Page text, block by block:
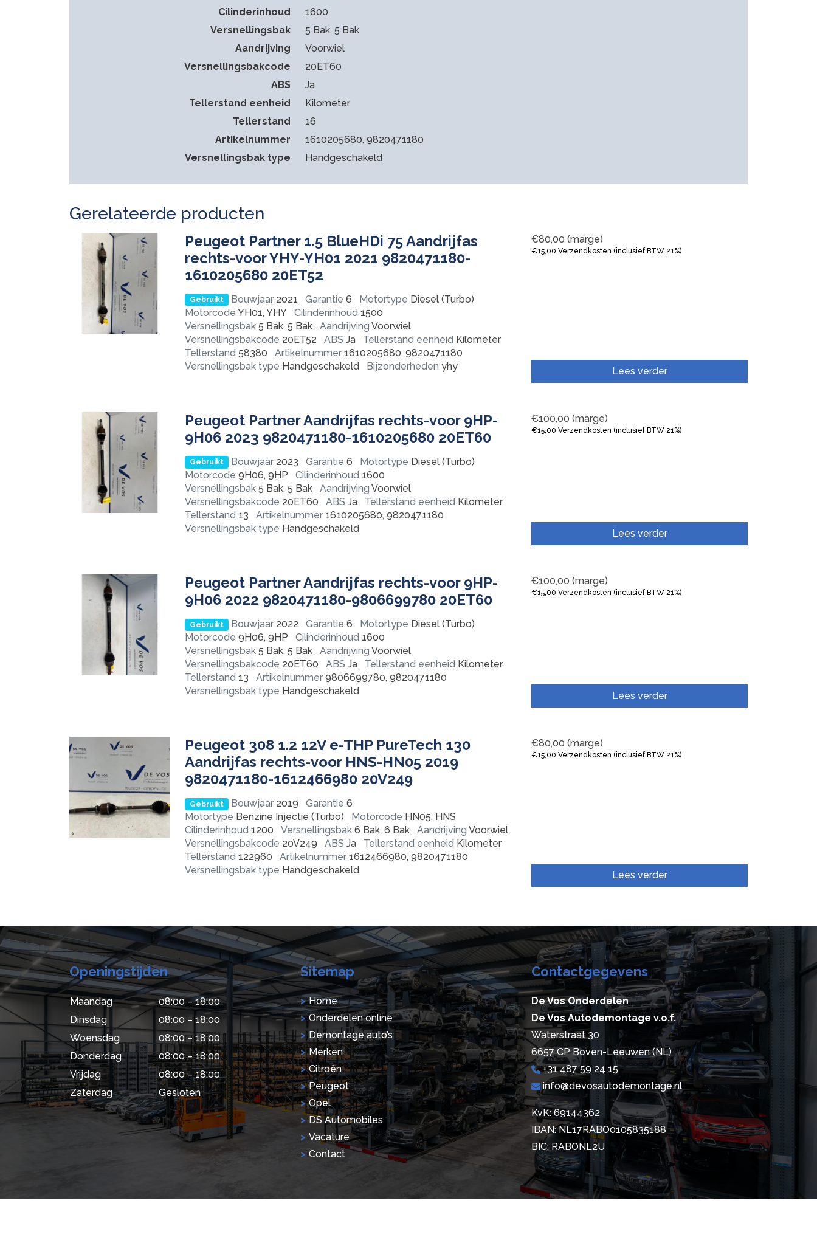
Cilinderinhoud
1600
Versnellingsbak
5 Bak, 5 Bak
Aandrijving
Voorwiel
Versnellingsbakcode
20ET60
ABS
Ja
Tellerstand eenheid
Kilometer
Tellerstand
16
Artikelnummer
1610205680, 9820471180
Versnellingsbak type
Handgeschakeld
Gerelateerde producten
Peugeot Partner 1.5 BlueHDi 75 Aandrijfas
rechts-voor YHY-YH01 2021 9820471180-
1610205680 20ET52
Gebruikt Bouwjaar2021 Garantie 6 Motortype Diesel (Turbo)
Motorcode YH01, YHY Cilinderinhoud 1500
Versnellingsbak 5 Bak, 5 Bak Aandrijving Voorwiel
Versnellingsbakcode 20ET52 ABS Ja Tellerstand eenheid Kilometer
Tellerstand 58380 Artikelnummer 1610205680, 9820471180
Versnellingsbak type Handgeschakeld Bijzonderheden yhy
€80,00 (marge)
€15,00 Verzendkosten (inclusief BTW 21%)
Lees verder
Peugeot Partner Aandrijfas rechts-voor 9HP-
9H06 2023 9820471180-1610205680 20ET60
Gebruikt Bouwjaar2023 Garantie 6 Motortype Diesel (Turbo)
Motorcode 9H06, 9HP Cilinderinhoud 1600
Versnellingsbak 5 Bak, 5 Bak Aandrijving Voorwiel
Versnellingsbakcode 20ET60 ABS Ja Tellerstand eenheid Kilometer
Tellerstand 13 Artikelnummer 1610205680, 9820471180
Versnellingsbak type Handgeschakeld
€100,00 (marge)
€15,00 Verzendkosten (inclusief BTW 21%)
Lees verder
Peugeot Partner Aandrijfas rechts-voor 9HP-
9H06 2022 9820471180-9806699780 20ET60
Gebruikt Bouwjaar2022 Garantie 6 Motortype Diesel (Turbo)
Motorcode 9H06, 9HP Cilinderinhoud 1600
Versnellingsbak 5 Bak, 5 Bak Aandrijving Voorwiel
Versnellingsbakcode 20ET60 ABS Ja Tellerstand eenheid Kilometer
Tellerstand 13 Artikelnummer 9806699780, 9820471180
Versnellingsbak type Handgeschakeld
€100,00 (marge)
€15,00 Verzendkosten (inclusief BTW 21%)
Lees verder
Peugeot 308 1.2 12V e-THP PureTech 130
Aandrijfas rechts-voor HNS-HN05 2019
9820471180-1612466980 20V249
Gebruikt Bouwjaar2019 Garantie 6
Motortype Benzine Injectie (Turbo) Motorcode HN05, HNS
Cilinderinhoud 1200 Versnellingsbak 6 Bak, 6 Bak Aandrijving Voorwiel
Versnellingsbakcode 20V249 ABS Ja Tellerstand eenheid Kilometer
Tellerstand 122960 Artikelnummer 1612466980, 9820471180
Versnellingsbak type Handgeschakeld
€80,00 (marge)
€15,00 Verzendkosten (inclusief BTW 21%)
Lees verder
Openingstijden
Maandag
08:00 – 18:00
Dinsdag
08:00 – 18:00
Woensdag
08:00 – 18:00
Donderdag
08:00 – 18:00
Vrijdag
08:00 – 18:00
Zaterdag
Gesloten
Sitemap
Home
Onderdelen online
Demontage auto’s
Merken
Citroën
Peugeot
Opel
DS Automobiles
Vacature
Contact
Contactgegevens
De Vos Onderdelen
De Vos Autodemontage v.o.f.
Waterstraat 30
6657 CP Boven-Leeuwen (NL)
+31 487 59 24 15
info@devosautodemontage.nl
KvK: 69144362
IBAN: NL17RABO0105835188
BIC: RABONL2U